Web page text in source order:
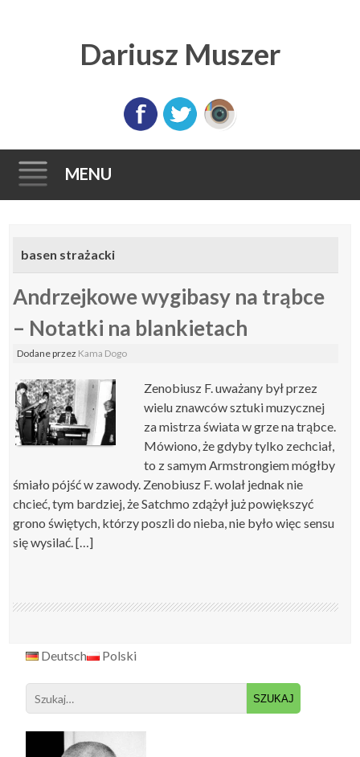
Dariusz Muszer
MENU
content
basen strażacki
Andrzejkowe wygibasy na trąbce
– Notatki na blankietach
Dodaneprzez Kama Dogo
Zenobiusz F. uważany był przez
wielu znawców sztuki muzycznej
za mistrza świata w grze na trąbce.
Mówiono, że gdyby tylko zechciał,
to z samym Armstrongiem mógłby
śmiało pójść w zawody. Zenobiusz F. wolał jednak nie
chcieć, tym bardziej, że Satchmo zdążył już powiększyć
grono świętych, którzy poszli do nieba, nie było więc sensu
się wysilać. […]
Deutsch Polski
Search
for: